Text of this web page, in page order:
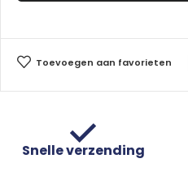
Toevoegen aan favorieten
Snelle verzending